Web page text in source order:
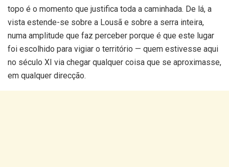
topo é o momento que justifica toda a caminhada. De lá, a
vista estende-se sobre a Lousã e sobre a serra inteira,
numa amplitude que faz perceber porque é que este lugar
foi escolhido para vigiar o território — quem estivesse aqui
no século XI via chegar qualquer coisa que se aproximasse,
em qualquer direcção.